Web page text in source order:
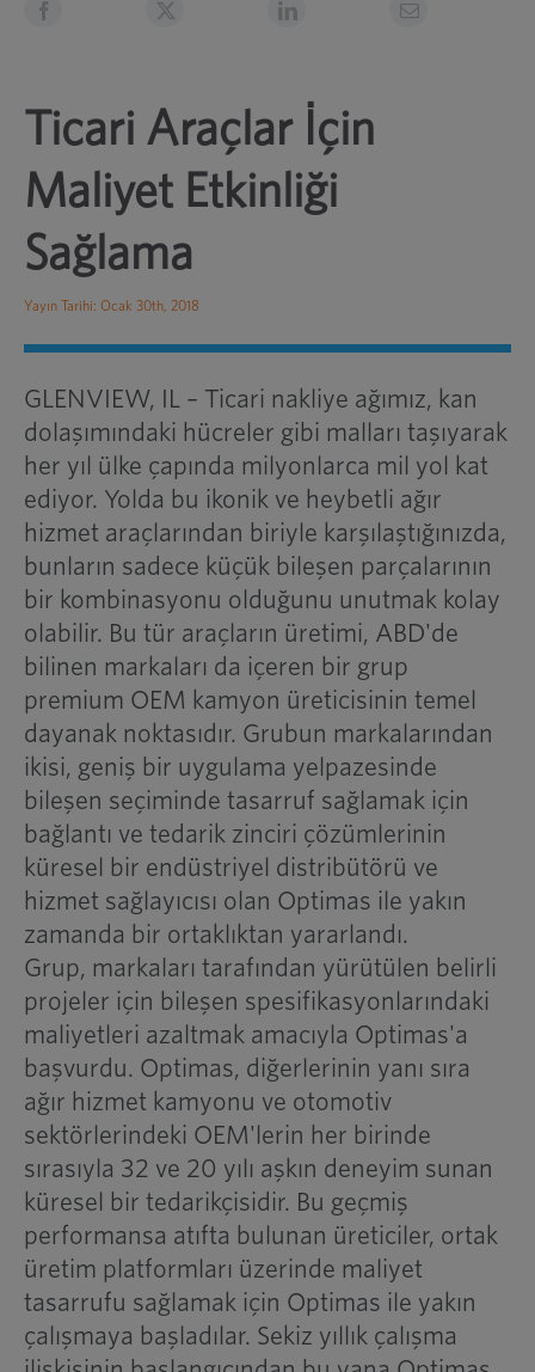
Ticari Araçlar İçin
Maliyet Etkinliği
Sağlama
Yayın Tarihi: Ocak 30th, 2018
GLENVIEW, IL – Ticari nakliye ağımız, kan
dolaşımındaki hücreler gibi malları taşıyarak
her yıl ülke çapında milyonlarca mil yol kat
ediyor. Yolda bu ikonik ve heybetli ağır
hizmet araçlarından biriyle karşılaştığınızda,
bunların sadece küçük bileşen parçalarının
bir kombinasyonu olduğunu unutmak kolay
olabilir. Bu tür araçların üretimi, ABD'de
bilinen markaları da içeren bir grup
premium OEM kamyon üreticisinin temel
dayanak noktasıdır. Grubun markalarından
ikisi, geniş bir uygulama yelpazesinde
bileşen seçiminde tasarruf sağlamak için
bağlantı ve tedarik zinciri çözümlerinin
küresel bir endüstriyel distribütörü ve
hizmet sağlayıcısı olan Optimas ile yakın
zamanda bir ortaklıktan yararlandı.
Grup, markaları tarafından yürütülen belirli
projeler için bileşen spesifikasyonlarındaki
maliyetleri azaltmak amacıyla Optimas'a
başvurdu. Optimas, diğerlerinin yanı sıra
ağır hizmet kamyonu ve otomotiv
sektörlerindeki OEM'lerin her birinde
sırasıyla 32 ve 20 yılı aşkın deneyim sunan
küresel bir tedarikçisidir. Bu geçmiş
performansa atıfta bulunan üreticiler, ortak
üretim platformları üzerinde maliyet
tasarrufu sağlamak için Optimas ile yakın
çalışmaya başladılar. Sekiz yıllık çalışma